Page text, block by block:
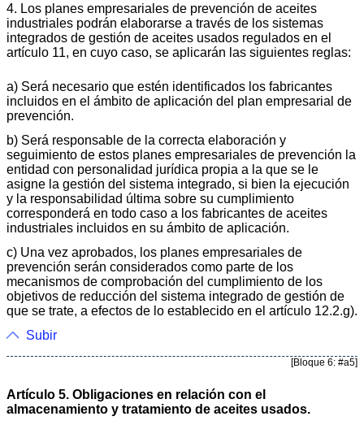
4. Los planes empresariales de prevención de aceites
industriales podrán elaborarse a través de los sistemas
integrados de gestión de aceites usados regulados en el
artículo 11, en cuyo caso, se aplicarán las siguientes reglas:
a) Será necesario que estén identificados los fabricantes
incluidos en el ámbito de aplicación del plan empresarial de
prevención.
b) Será responsable de la correcta elaboración y
seguimiento de estos planes empresariales de prevención la
entidad con personalidad jurídica propia a la que se le
asigne la gestión del sistema integrado, si bien la ejecución
y la responsabilidad última sobre su cumplimiento
corresponderá en todo caso a los fabricantes de aceites
industriales incluidos en su ámbito de aplicación.
c) Una vez aprobados, los planes empresariales de
prevención serán considerados como parte de los
mecanismos de comprobación del cumplimiento de los
objetivos de reducción del sistema integrado de gestión de
que se trate, a efectos de lo establecido en el artículo 12.2.g).
Subir
[Bloque 6: #a5]
Artículo 5. Obligaciones en relación con el
almacenamiento y tratamiento de aceites usados.